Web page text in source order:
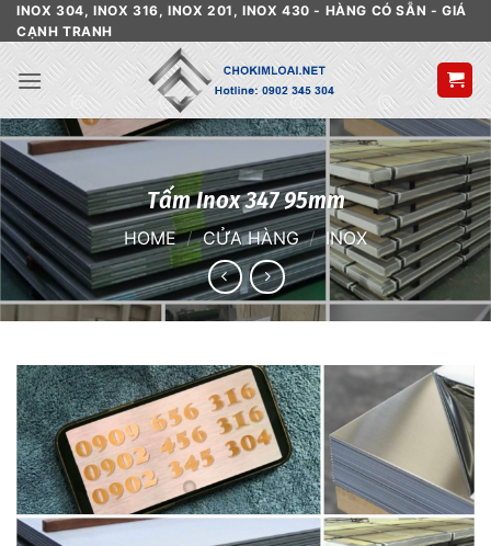
Skip
to
content
INOX 304, INOX 316, INOX 201, INOX 430 - HÀNG CÓ SẴN - GIÁ
CẠNH TRANH
Tấm Inox 347 95mm
HOME / CỬA HÀNG / INOX